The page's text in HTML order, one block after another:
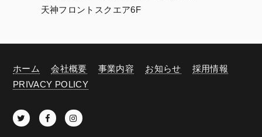
天神フロントスクエア6F
ホーム 会社概要 事業内容 お知らせ
採用情報
PRIVACY POLICY